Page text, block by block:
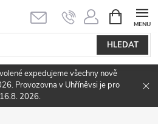
HLEDAT
NÁKUPNÍ
KOŠÍK
expedujeme všechny nově
Provozovna v Uhříněvsi je pro
2026.